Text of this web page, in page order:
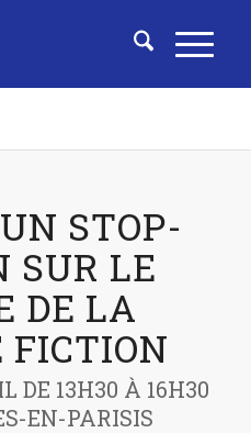
STOP-
SUR LE
DE LA
FICTION
DE 13H30 À 16H30
EN-PARISIS